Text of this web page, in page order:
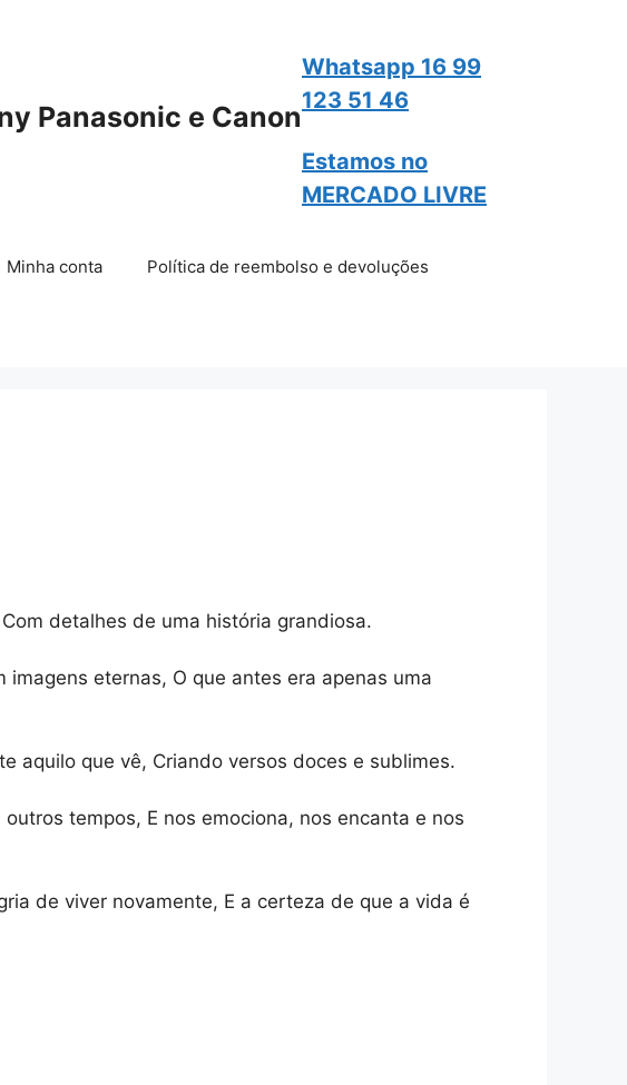
Panasonic e Canon
Whatsapp 16 99
123 51 46
Estamos no
MERCADO LIVRE
Minha conta Política de reembolso e devoluções
detalhes de uma história grandiosa.
eternas, O que antes era apenas uma
aquilo que vê, Criando versos doces e sublimes.
tempos, E nos emociona, nos encanta e nos
de viver novamente, E a certeza de que a vida é